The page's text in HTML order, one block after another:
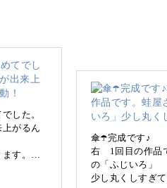
を分かりやすく解説してい
よ♪
少しだけレベルアップし
した。
がるん
す。
具が良
を割く
傘☂️完成です♪
右 1回目の作品
の「ふじいろ」
少し丸くしすぎ